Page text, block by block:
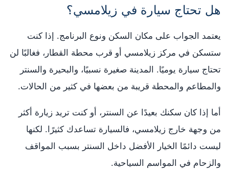
هل تحتاج سيارة في زيلامسي؟
يعتمد الجواب على مكان السكن ونوع البرنامج. إذا كنت
ستسكن في مركز زيلامسي أو قرب محطة القطار، فغالبًا لن
تحتاج سيارة يوميًا. المدينة صغيرة نسبيًا، والبحيرة والسنتر
والمطاعم والمحطة قريبة من بعضها في كثير من الحالات.
أما إذا كان سكنك بعيدًا عن السنتر، أو كنت تريد زيارة أكثر
من وجهة خارج زيلامسي، فالسيارة تساعدك كثيرًا. لكنها
ليست دائمًا الخيار الأفضل داخل السنتر بسبب المواقف
والزحام في المواسم السياحية.